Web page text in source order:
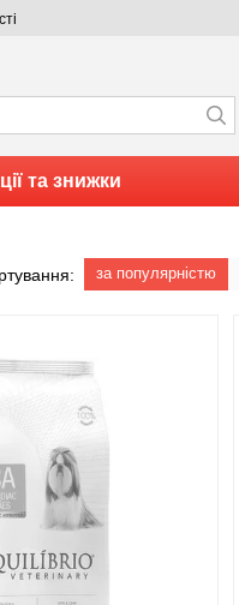
та знижки
за популярністю